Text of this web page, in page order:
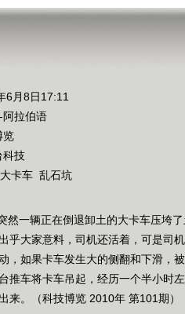
6月8日17:11
阿拉伯语
览
科技
大卡车 乱石坑
一辆正在倒退卸土的大卡车压垮
乎大家意料，司机还活着，可是司
，如果卡车发生大的侧翻和下滑，
推车将卡车吊起，经历一个半小时
来。（科技博览 2010年 第101期）